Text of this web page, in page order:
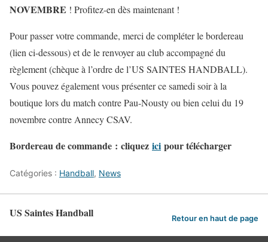
NOVEMBRE ! Profitez-en dès maintenant !
Pour passer votre commande, merci de compléter le bordereau
(lien ci-dessous) et de le renvoyer au club accompagné du
règlement (chèque à l’ordre de l’US SAINTES HANDBALL).
Vous pouvez également vous présenter ce samedi soir à la
boutique lors du match contre Pau-Nousty ou bien celui du 19
novembre contre Annecy CSAV.
Bordereau de commande : cliquez ici pour télécharger
Catégories : Handball, News
US Saintes Handball Retour en haut de page